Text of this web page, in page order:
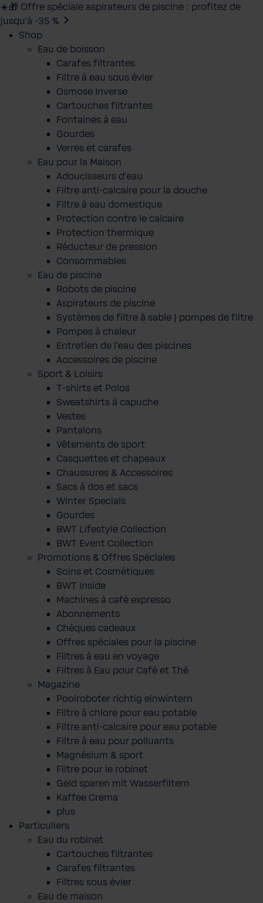
☀️🎁 Offre spéciale aspirateurs de piscine : profitez de
jusqu’à -35 %
Shop
Eau de boisson
Carafes filtrantes
Filtre à eau sous évier
Osmose Inverse
Cartouches filtrantes
Fontaines à eau
Gourdes
Verres et carafes
Eau pour la Maison
Adoucisseurs d'eau
Filtre anti-calcaire pour la douche
Filtre à eau domestique
Protection contre le calcaire
Protection thermique
Réducteur de pression
Consommables
Eau de piscine
Robots de piscine
Aspirateurs de piscine
Systèmes de filtre à sable | pompes de filtre
Pompes à chaleur
Entretien de l'eau des piscines
Accessoires de piscine
Sport & Loisirs
T-shirts et Polos
Sweatshirts à capuche
Vestes
Pantalons
Vêtements de sport
Casquettes et chapeaux
Chaussures & Accessoires
Sacs à dos et sacs
Winter Specials
Gourdes
BWT Lifestyle Collection
BWT Event Collection
Promotions & Offres Spéciales
Soins et Cosmétiques
BWT Inside
Machines à café expresso
Abonnements
Chèques cadeaux
Offres spéciales pour la piscine
Filtres à eau en voyage
Filtres à Eau pour Café et Thé
Magazine
Poolroboter richtig einwintern
Filtre à chlore pour eau potable
Filtre anti-calcaire pour eau potable
Filtre à eau pour polluants
Magnésium & sport
Filtre pour le robinet
Geld sparen mit Wasserfiltern
Kaffee Crema
plus
Particuliers
Eau du robinet
Cartouches filtrantes
Carafes filtrantes
Filtres sous évier
Eau de maison